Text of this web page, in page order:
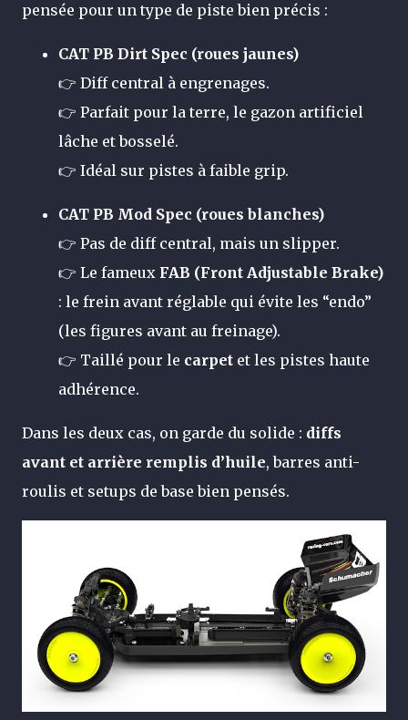
pensée pour un type de piste bien précis :
CAT PB Dirt Spec (roues jaunes)
👉 Diff central à engrenages.
👉 Parfait pour la terre, le gazon artificiel
lâche et bosselé.
👉 Idéal sur pistes à faible grip.
CAT PB Mod Spec (roues blanches)
👉 Pas de diff central, mais un slipper.
👉 Le fameux FAB (Front Adjustable Brake)
: le frein avant réglable qui évite les “endo”
(les figures avant au freinage).
👉 Taillé pour le carpet et les pistes haute
adhérence.
Dans les deux cas, on garde du solide : diffs
avant et arrière remplis d’huile, barres anti-
roulis et setups de base bien pensés.